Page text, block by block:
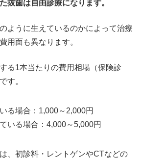
抜歯は自由診療になります。
ように生えているのかによって治療
用面も異なります。
る1本当たりの費用相場（保険診
す。
る場合：1,000～2,000円
いる場合：4,000～5,000円
、初診料・レントゲンやCTなどの